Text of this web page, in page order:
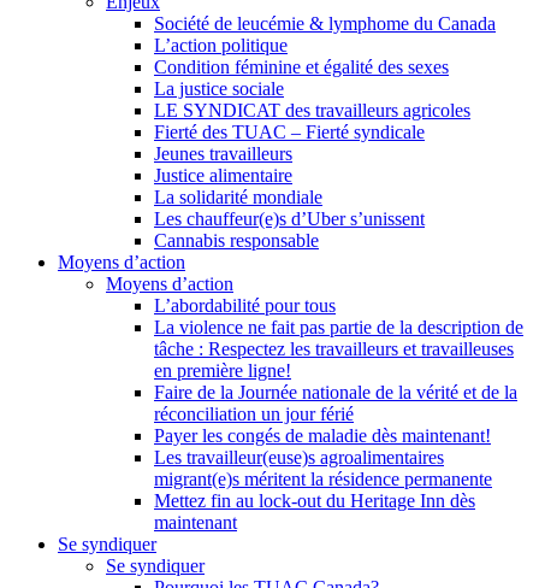
Société de leucémie & lymphome du Canada
L’action politique
Condition féminine et égalité des sexes
La justice sociale
LE SYNDICAT des travailleurs agricoles
Fierté des TUAC – Fierté syndicale
Jeunes travailleurs
Justice alimentaire
La solidarité mondiale
Les chauffeur(e)s d’Uber s’unissent
Cannabis responsable
Moyens d’action
Moyens d’action
L’abordabilité pour tous
La violence ne fait pas partie de la description de
tâche : Respectez les travailleurs et travailleuses
en première ligne!
Faire de la Journée nationale de la vérité et de la
réconciliation un jour férié
Payer les congés de maladie dès maintenant!
Les travailleur(euse)s agroalimentaires
migrant(e)s méritent la résidence permanente
Mettez fin au lock-out du Heritage Inn dès
maintenant
Se syndiquer
Se syndiquer